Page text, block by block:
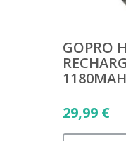
GOPRO
1180MAH
29,99 €